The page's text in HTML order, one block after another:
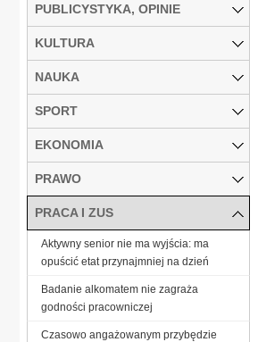
PUBLICYSTYKA, OPINIE
KULTURA
NAUKA
SPORT
EKONOMIA
PRAWO
PRACA I ZUS
Aktywny senior nie ma wyjścia: ma
opuścić etat przynajmniej na dzień
Badanie alkomatem nie zagraża
godności pracowniczej
Czasowo angażowanym przybędzie